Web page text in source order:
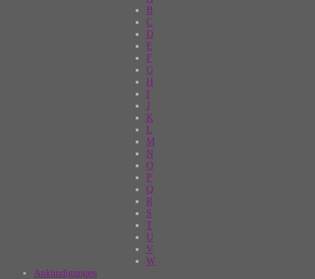
B
C
D
E
F
G
H
I
J
K
L
M
N
O
P
Q
R
S
T
U
V
W
Ankündigungen